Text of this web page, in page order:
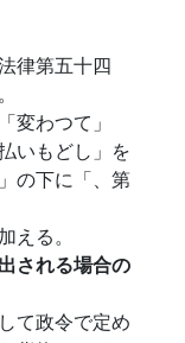
律第五十四
変わつて」
いもどし」を
の下に「、第
える。
される場合の
て政令で定め